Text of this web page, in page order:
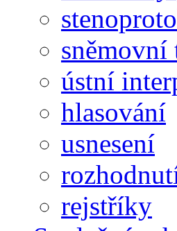
sněmovní
ústní
hlasování
usnesení
rejstříky